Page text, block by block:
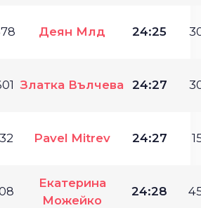
Деян Млд 24:25
Златка Вълчева 24:27
Pavel Mitrev 24:27
Екатерина
Можейко
24:28